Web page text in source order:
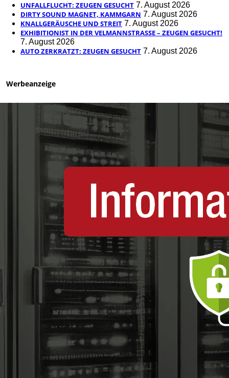
UNFALLFLUCHT: ZEUGEN GESUCHT 7. August 2026
DIRTY SOUND MAGNET, KAMMGARN 7. August 2026
KNALLGERÄUSCHE UND STREIT 7. August 2026
EXHIBITIONIST IN DER VELMANNSTRASSE – ZEUGEN GESUCHT!
7. August 2026
AUTO ZERKRATZT: ZEUGEN GESUCHT 7. August 2026
Werbeanzeige